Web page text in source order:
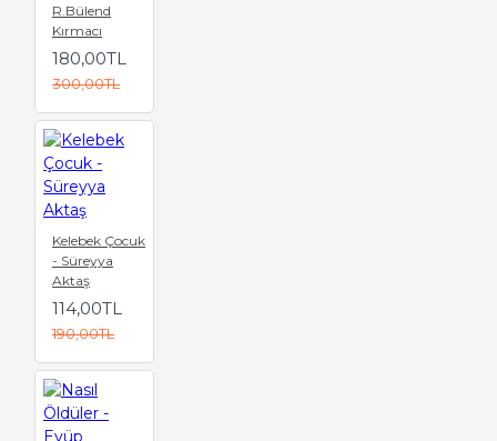
R.Bülend
Kırmacı
180,00TL
300,00TL
Kelebek Çocuk
- Süreyya
Aktaş
114,00TL
190,00TL